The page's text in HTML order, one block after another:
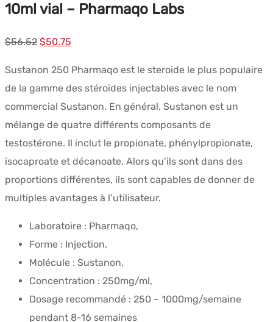
10ml vial – Pharmaqo Labs
$56.52 Le
$50.75
Sustanon 250 Pharmaqo est le steroide le plus populaire
de la gamme des stéroïdes injectables avec le nom
commercial Sustanon. En général, Sustanon est un
mélange de quatre différents composants de
testostérone. Il inclut le propionate, phénylpropionate,
isocaproate et décanoate. Alors qu’ils sont dans des
proportions différentes, ils sont capables de donner de
multiples avantages à l’utilisateur.
Laboratoire : Pharmaqo,
Forme : Injection,
Molécule : Sustanon,
Concentration : 250mg/ml,
Dosage recommandé : 250 – 1000mg/semaine
pendant 8-16 semaines